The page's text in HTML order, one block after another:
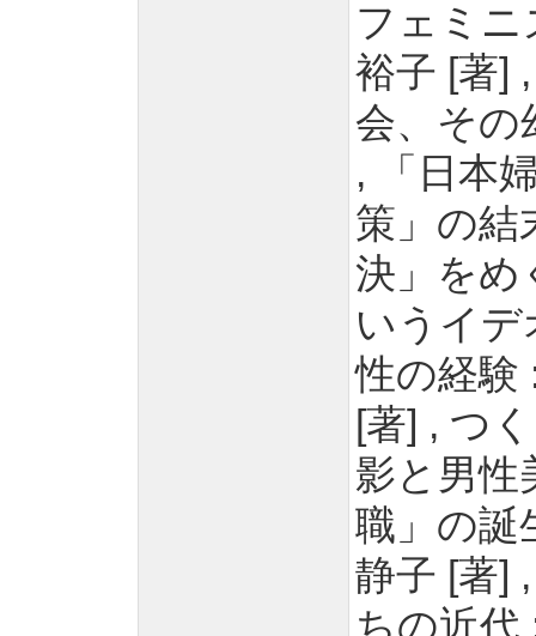
フェミニ
裕子 [著]
会、その
, 「日本
策」の結
決」をめ
いうイデ
性の経験
[著] , つ
影と男性
職」の誕
静子 [著]
ちの近代